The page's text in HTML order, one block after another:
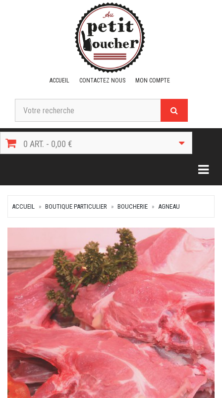
ACCUEIL CONTACTEZ NOUS MON COMPTE
0 ART. - 0,00 €
ACCUEIL BOUTIQUE PARTICULIER BOUCHERIE AGNEAU